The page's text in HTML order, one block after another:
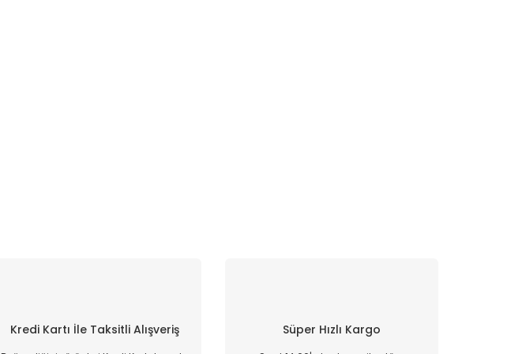
Kredi Kartı İle Taksitli Alışveriş Süper Hızlı Kargo